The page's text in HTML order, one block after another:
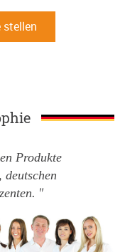
stellen
Produkte
deutschen